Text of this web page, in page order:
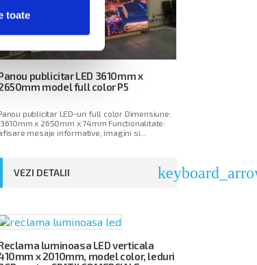
toate
publicitar LED 3610mm x
model full color P5
publicitar LED-uri full color Dimensiune:
3610mm x 2650mm x 74mm Functionalitate:
mesaje informative, imagini si...
VEZI DETALII
luminoasa LED verticala
x 2010mm, model color, leduri